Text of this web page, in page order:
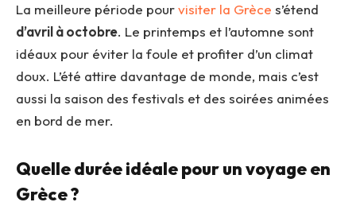
La meilleure période pourvisiter la Grèce s’étend
d’avril à octobre. Le printemps et l’automne sont
idéaux pour éviter la foule et profiter d’un climat
doux. L’été attire davantage de monde, mais c’est
aussi la saison des festivals et des soirées animées
en bord de mer.
Quelle durée idéale pour un voyage en
Grèce ?